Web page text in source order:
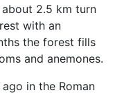
2.5 km turn
with an
the forest fills
and anemones.
in the Roman